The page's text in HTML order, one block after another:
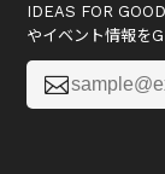
IDEAS FOR
やイベント情報を
